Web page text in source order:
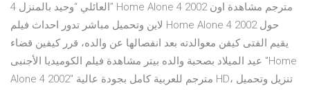
العائلي “وحيد بالمنزل 4” Home Alone 4 2002 مترجم مشاهدة اون
لاين وتحميل مباشر تدور احداث فيلم Home Alone 4 2002 حول
يقيم الفتى كيفن معوالدته بعد انفصالها عن والده، قرر كيفين قضاء
عيد الميلاد بصحبة والده بيتر مشاهدة فيلم الكوميديا الأجنبى "Home
Alone 4 2002" مترجم للعربية كامل بجودة عالية HD، تنزيل وتحميل